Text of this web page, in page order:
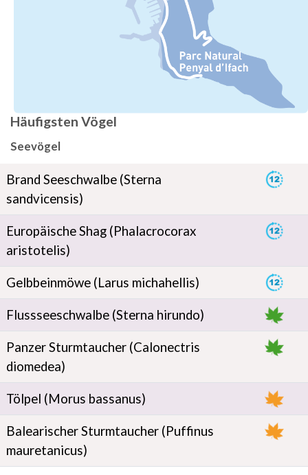
Häufigsten Vögel
Seevögel
Brand Seeschwalbe (Sterna
sandvicensis)
Europäische Shag (Phalacrocorax
aristotelis)
Gelbbeinmöwe (Larus michahellis)
Flussseeschwalbe (Sterna hirundo)
Panzer Sturmtaucher (Calonectris
diomedea)
Tölpel (Morus bassanus)
Balearischer Sturmtaucher (Puffinus
mauretanicus)